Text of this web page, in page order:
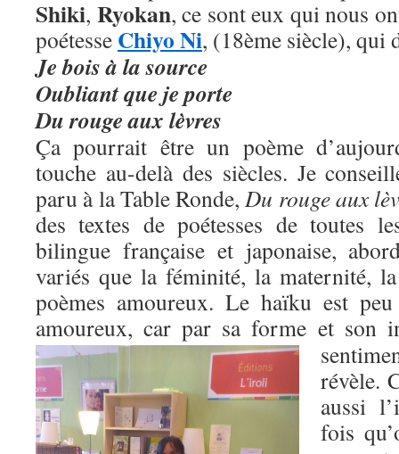
Shiki, Ryokan, ce sont eux qui nous
poétesse Chiyo Ni, (18ème siècle), qui
Je bois à la source
Oubliant que je porte
Du rouge aux lèvres
Ça pourrait être un poème
touche au-delà des siècles. Je
paru à la Table Ronde,Du rouge aux
des textes de poétesses de toutes
bilingue française et japonaise,
variés que la féminité, la maternité,
poèmes amoureux. Le haïku est
amoureux, car par sa forme et son
révèle.
aussi
fois